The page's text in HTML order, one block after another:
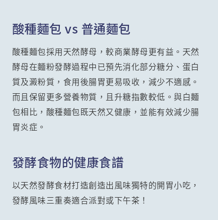
酸種麵包 vs 普通麵包
酸種麵包採用天然酵母，較商業酵母更有益。天然
酵母在麵粉發酵過程中已預先消化部分糖分、蛋白
質及澱粉質，食用後腸胃更易吸收，減少不適感。
而且保留更多營養物質，且升糖指數較低。與白麵
包相比，酸種麵包既天然又健康，並能有效減少腸
胃炎症。
發酵食物的健康食譜
以天然發酵食材打造創造出風味獨特的開胃小吃，
發酵風味三重奏適合派對或下午茶！